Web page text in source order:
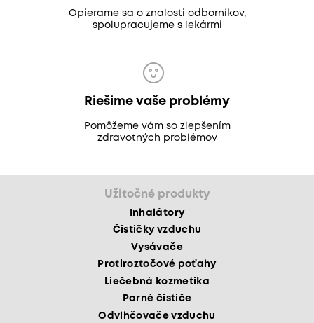
Opierame sa o znalosti odborníkov,
spolupracujeme s lekármi
Riešime vaše problémy
Pomôžeme vám so zlepšením
zdravotných problémov
Užitočné produkty
Inhalátory
Čističky vzduchu
Vysávače
Protiroztočové poťahy
Liečebná kozmetika
Parné čističe
Odvlhčovače vzduchu